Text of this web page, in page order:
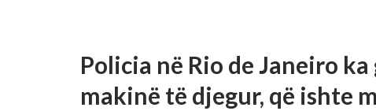
Policia në Rio de Janeiro
makinë të djegur, që ishte